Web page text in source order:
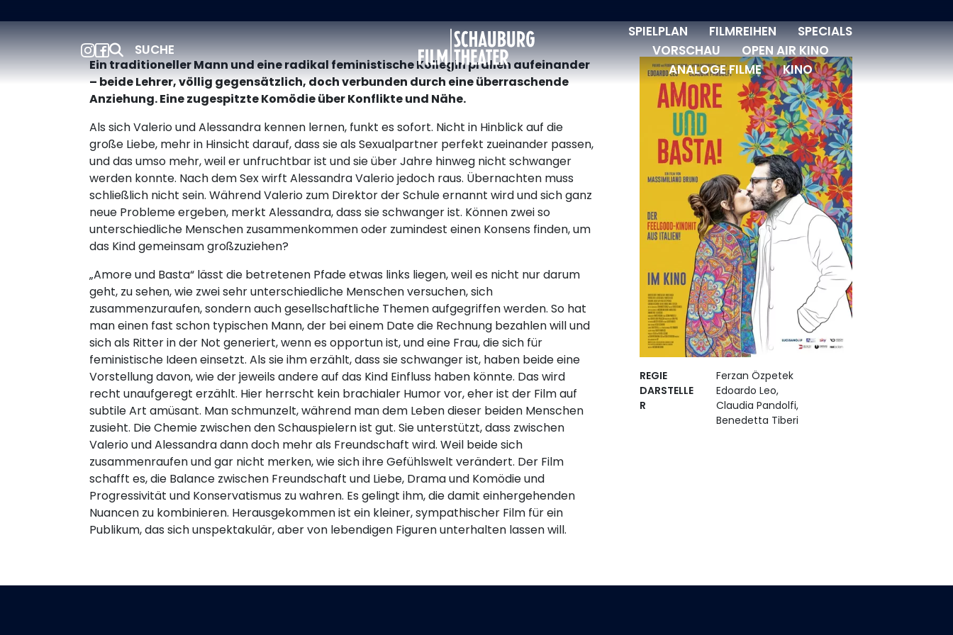
SUCHE
Schauburg SPIELPLAN FILMREIHEN
SPECIALS
VORSCHAU
OPEN AIR KINO
ANALOGE FILME
KINO
Ein traditioneller Mann und eine radikal feministische Kollegin prallen aufeinander
– beide Lehrer, völlig gegensätzlich, doch verbunden durch eine überraschende
Anziehung. Eine zugespitzte Komödie über Konflikte und Nähe.
Als sich Valerio und Alessandra kennen lernen, funkt es sofort. Nicht in Hinblick auf die
große Liebe, mehr in Hinsicht darauf, dass sie als Sexualpartner perfekt zueinander passen,
und das umso mehr, weil er unfruchtbar ist und sie über Jahre hinweg nicht schwanger
werden konnte. Nach dem Sex wirft Alessandra Valerio jedoch raus. Übernachten muss
schließlich nicht sein. Während Valerio zum Direktor der Schule ernannt wird und sich ganz
neue Probleme ergeben, merkt Alessandra, dass sie schwanger ist. Können zwei so
unterschiedliche Menschen zusammenkommen oder zumindest einen Konsens finden, um
das Kind gemeinsam großzuziehen?
„Amore und Basta“ lässt die betretenen Pfade etwas links liegen, weil es nicht nur darum
geht, zu sehen, wie zwei sehr unterschiedliche Menschen versuchen, sich
zusammenzuraufen, sondern auch gesellschaftliche Themen aufgegriffen werden. So hat
man einen fast schon typischen Mann, der bei einem Date die Rechnung bezahlen will und
sich als Ritter in der Not generiert, wenn es opportun ist, und eine Frau, die sich für
feministische Ideen einsetzt. Als sie ihm erzählt, dass sie schwanger ist, haben beide eine
Vorstellung davon, wie der jeweils andere auf das Kind Einfluss haben könnte. Das wird
recht unaufgeregt erzählt. Hier herrscht kein brachialer Humor vor, eher ist der Film auf
subtile Art amüsant. Man schmunzelt, während man dem Leben dieser beiden Menschen
zusieht. Die Chemie zwischen den Schauspielern ist gut. Sie unterstützt, dass zwischen
Valerio und Alessandra dann doch mehr als Freundschaft wird. Weil beide sich
zusammenraufen und gar nicht merken, wie sich ihre Gefühlswelt verändert. Der Film
schafft es, die Balance zwischen Freundschaft und Liebe, Drama und Komödie und
Progressivität und Konservatismus zu wahren. Es gelingt ihm, die damit einhergehenden
Nuancen zu kombinieren. Herausgekommen ist ein kleiner, sympathischer Film für ein
Publikum, das sich unspektakulär, aber von lebendigen Figuren unterhalten lassen will.
REGIE
Ferzan Özpetek
DARSTELLE
R
Edoardo Leo,
Claudia Pandolfi,
Benedetta Tiberi